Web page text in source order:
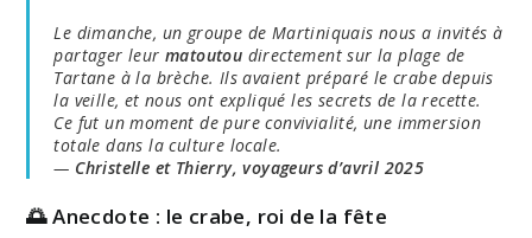
Le dimanche, un groupe de Martiniquais nous a invités à
partager leurmatoutou directement sur la plage de
Tartane à la brèche. Ils avaient préparé le crabe depuis
la veille, et nous ont expliqué les secrets de la recette.
Ce fut un moment de pure convivialité, une immersion
totale dans la culture locale.
— Christelle et Thierry, voyageurs d’avril 2025
🌅 Anecdote : le crabe, roi de la fête